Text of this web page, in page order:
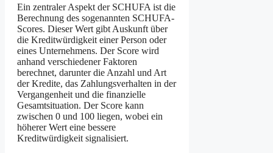
Ein zentraler Aspekt der SCHUFA ist die
Berechnung des sogenannten SCHUFA-
Scores. Dieser Wert gibt Auskunft über
die Kreditwürdigkeit einer Person oder
eines Unternehmens. Der Score wird
anhand verschiedener Faktoren
berechnet, darunter die Anzahl und Art
der Kredite, das Zahlungsverhalten in der
Vergangenheit und die finanzielle
Gesamtsituation. Der Score kann
zwischen 0 und 100 liegen, wobei ein
höherer Wert eine bessere
Kreditwürdigkeit signalisiert.